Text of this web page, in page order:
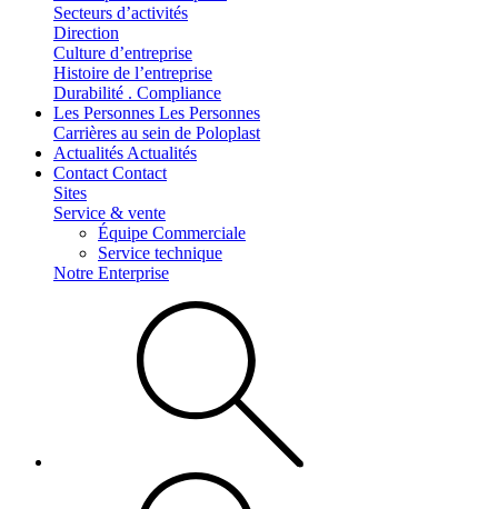
Secteurs d’activités
Direction
Culture d’entreprise
Histoire de l’entreprise
Durabilité . Compliance
Les Personnes Les Personnes
Carrières au sein de Poloplast
Actualités Actualités
Contact Contact
Sites
Service & vente
Équipe Commerciale
Service technique
Notre Enterprise